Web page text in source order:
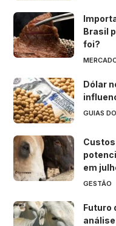
Brasil
foi?
Dólar
GUIAS
em
GESTÃO
Futuro